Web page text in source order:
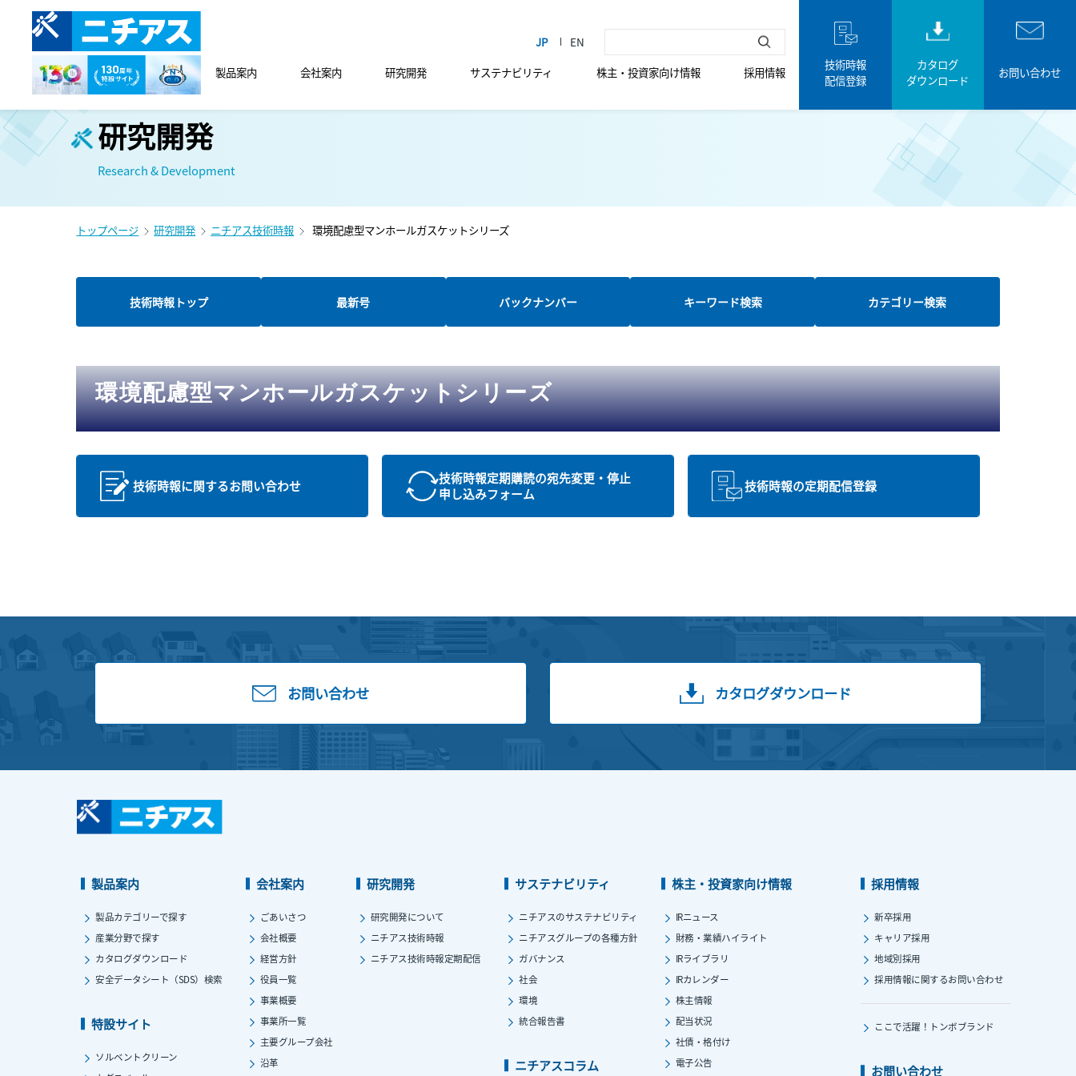
製品案内 会社案内 研究開発 サステナビリティ 株主・投資家向け情報 採用情報
技術時報
配信登録
カタログ
ダウンロード
お問い合わせ
研究開発
Research & Development
トップページ 研究開発 ニチアス技術時報 環境配慮型マンホールガスケットシリーズ
技術時報トップ 最新号 バックナンバー キーワード検索 カテゴリー検索
環境配慮型マンホールガスケットシリーズ
技術時報に関するお問い合わせ
技術時報定期購読の宛先変更・停止
申し込みフォーム
技術時報の定期配信登録
お問い合わせ カタログダウンロード
製品案内
製品カテゴリーで探す
産業分野で探す
カタログダウンロード
安全データシート（SDS）検索
特設サイト
ソルベントクリーン
会社案内
ごあいさつ
会社概要
経営方針
役員一覧
事業概要
事業所一覧
主要グループ会社
沿革
研究開発
研究開発について
ニチアス技術時報
ニチアス技術時報定期配信
サステナビリティ
ニチアスのサステナビリティ
ニチアスグループの各種方針
ガバナンス
社会
環境
統合報告書
ニチアスコラム
株主・投資家向け情報
IRニュース
財務・業績ハイライト
IRライブラリ
IRカレンダー
株主情報
配当状況
社債・格付け
電子公告
採用情報
新卒採用
キャリア採用
地域別採用
採用情報に関するお問い合わせ
ここで活躍！ トンボブランド
お問い合わせ